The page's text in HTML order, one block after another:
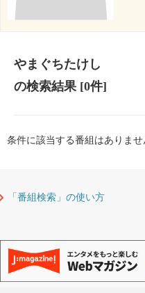
やまぐちたけし
の検索結果[0件]
条件に該当する番組はありませ
「番組検索」の使い方